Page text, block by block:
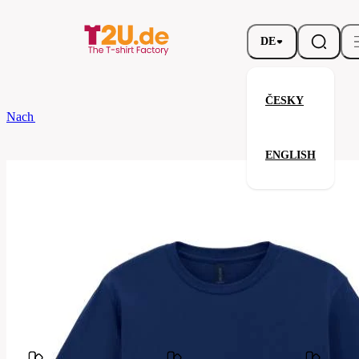
DE
ČESKY
ENGLISH
Nach dem Brand
Gildan
GB64000-
Ihre Zufriedenheit ist unsere Priorität.